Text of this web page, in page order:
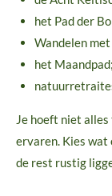
het Pad der
Wandelen
het Maandpad;
Je hoeft niet
ervaren. Kies wat
de rest rustig